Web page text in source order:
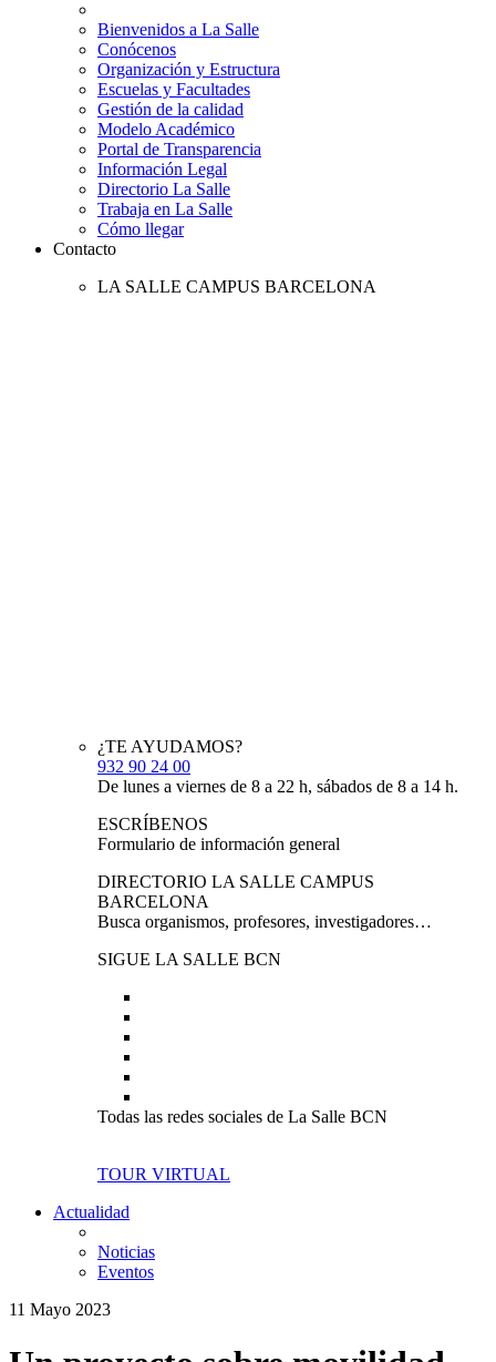
Bienvenidos a La Salle
Conócenos
Organización y Estructura
Escuelas y Facultades
Gestión de la calidad
Modelo Académico
Portal de Transparencia
Información Legal
Directorio La Salle
Trabaja en La Salle
Cómo llegar
Contacto
LA SALLE CAMPUS BARCELONA
¿TE AYUDAMOS?
932 90 24 00
De lunes a viernes de 8 a 22 h, sábados de 8 a 14 h.
ESCRÍBENOS
Formulario de información general
DIRECTORIO LA SALLE CAMPUS
BARCELONA
Busca organismos, profesores, investigadores…
SIGUE LA SALLE BCN
Todas las redes sociales de La Salle BCN
TOUR VIRTUAL
Actualidad
Noticias
Eventos
11 Mayo 2023